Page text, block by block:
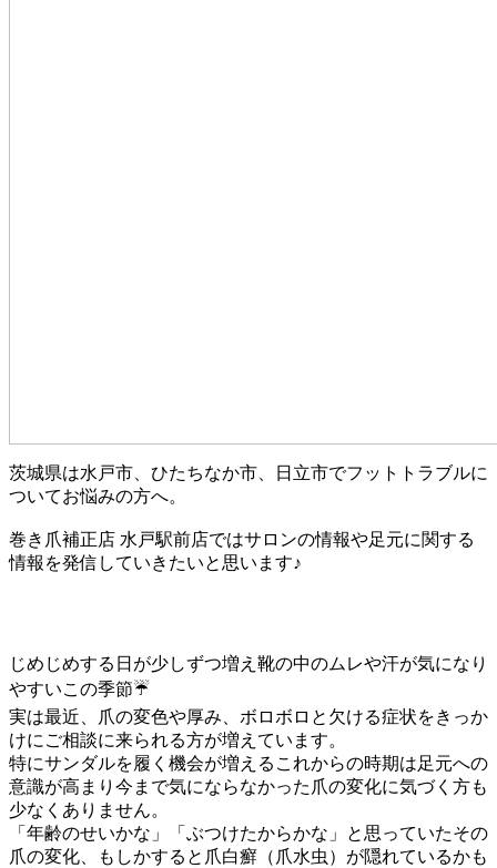
茨城県は水戸市、ひたちなか市、日立市でフットトラブルに
ついてお悩みの方へ。
巻き爪補正店 水戸駅前店ではサロンの情報や足元に関する
情報を発信していきたいと思います♪
じめじめする日が少しずつ増え靴の中のムレや汗が気になり
やすいこの季節☔
実は最近、爪の変色や厚み、ボロボロと欠ける症状をきっか
けにご相談に来られる方が増えています。
特にサンダルを履く機会が増えるこれからの時期は足元への
意識が高まり今まで気にならなかった爪の変化に気づく方も
少なくありません。
「年齢のせいかな」「ぶつけたからかな」と思っていたその
爪の変化、もしかすると爪白癬（爪水虫）が隠れているかも